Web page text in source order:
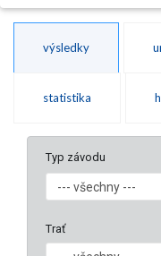
výsledky
statistika
Typ závodu
Trať